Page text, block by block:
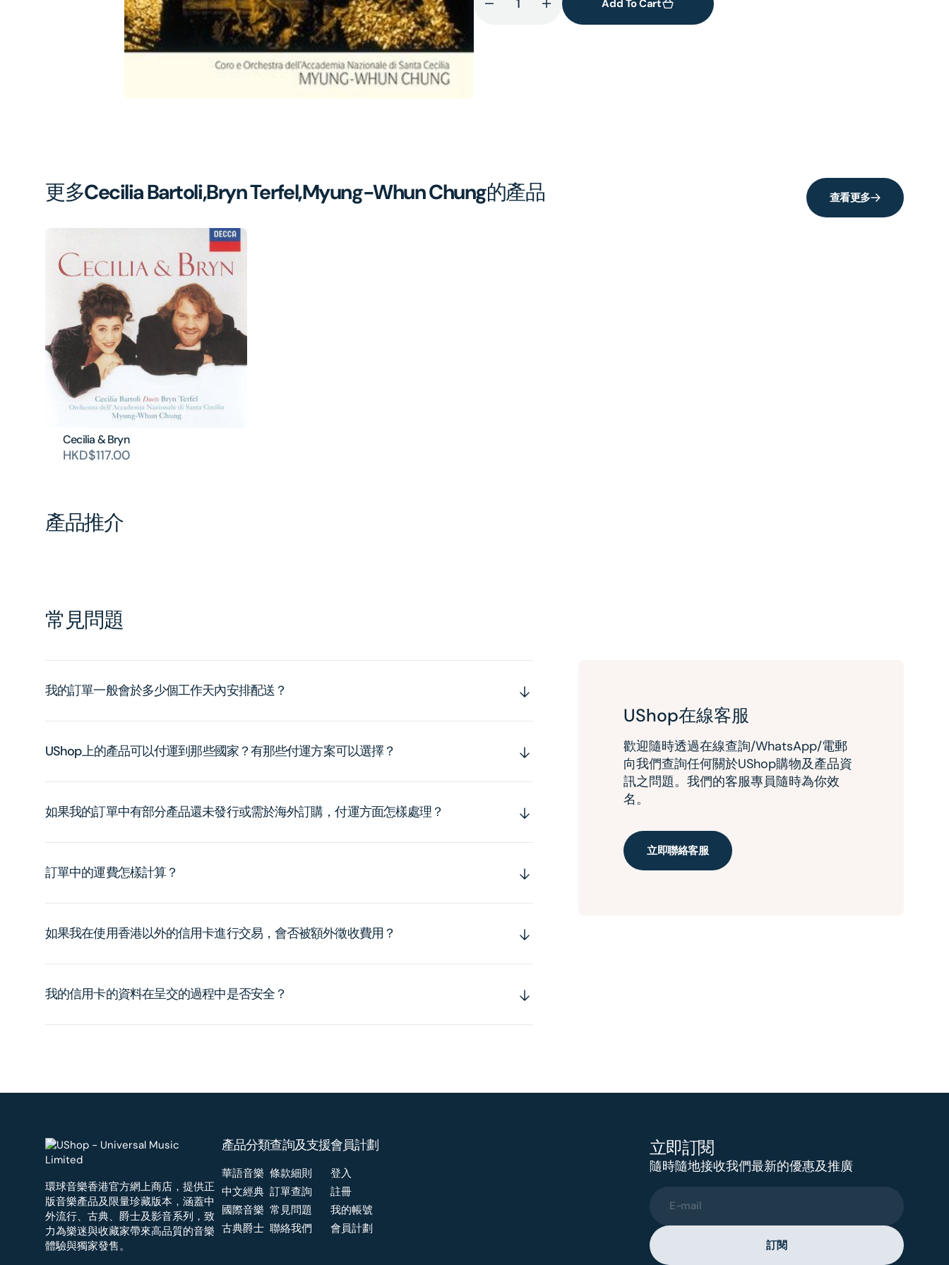
Decrease
Increase
quantity
Add To Cart
in
gallery
view
更多Cecilia Bartoli,Bryn Terfel,Myung-Whun Chung的產品 查看更多
Cecilia & Bryn
HKD$117.00
產品推介
常見問題
我的訂單一般會於多少個工作天內安排配送？
UShop上的產品可以付運到那些國家？有那些付運方案可以選擇？
如果我的訂單中有部分產品還未發行或需於海外訂購，付運方面怎樣處理？
訂單中的運費怎樣計算？
如果我在使用香港以外的信用卡進行交易，會否被額外徵收費用？
我的信用卡的資料在呈交的過程中是否安全？
UShop在線客服
歡迎隨時透過在線查詢/WhatsApp/電郵
向我們查詢任何關於UShop購物及產品資
訊之問題。我們的客服專員隨時為你效
名。
立即聯絡客服
環球音樂香港官方網上商店，提供正
版音樂產品及限量珍藏版本，涵蓋中
外流行、古典、爵士及影音系列，致
力為樂迷與收藏家帶來高品質的音樂
體驗與獨家發售。
產品分類
華語音樂
中文經典
國際音樂
古典爵士
查詢及支援
條款細則
訂單查詢
常見問題
聯絡我們
會員計劃
登入
註冊
我的帳號
會員計劃
立即訂閱
隨時隨地接收我們最新的優惠及推廣
E-mail
訂閱